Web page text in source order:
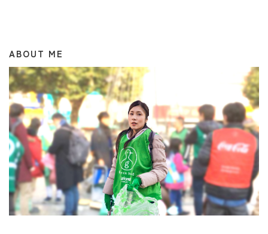
ン
ABOUT ME